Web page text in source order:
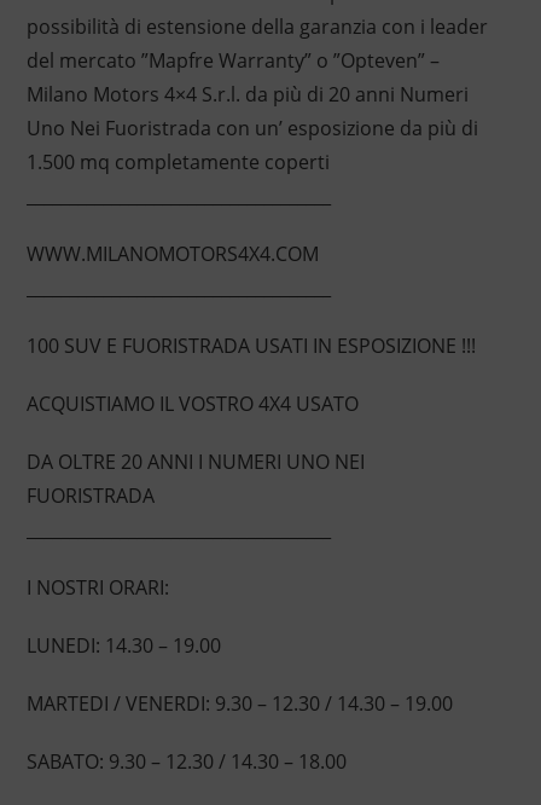
possibilità di estensione della garanzia con i leader
del mercato ”Mapfre Warranty” o ”Opteven” –
Milano Motors 4×4 S.r.l. da più di 20 anni Numeri
Uno Nei Fuoristrada con un’ esposizione da più di
1.500 mq completamente coperti
WWW.MILANOMOTORS4X4.COM
100 SUV E FUORISTRADA USATI IN ESPOSIZIONE !!!
ACQUISTIAMO IL VOSTRO 4X4 USATO
DA OLTRE 20 ANNI I NUMERI UNO NEI
FUORISTRADA
I NOSTRI ORARI:
LUNEDI: 14.30 – 19.00
MARTEDI / VENERDI: 9.30 – 12.30 / 14.30 – 19.00
SABATO: 9.30 – 12.30 / 14.30 – 18.00